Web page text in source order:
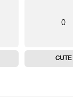
0
CUTE